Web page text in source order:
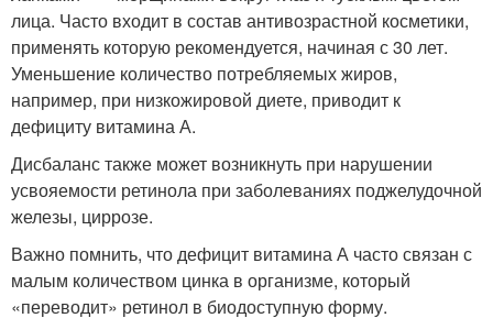
лица. Часто входит в состав антивозрастной косметики,
применять которую рекомендуется, начиная с 30 лет.
Уменьшение количество потребляемых жиров,
например, при низкожировой диете, приводит к
дефициту витамина А.
Дисбаланс также может возникнуть при нарушении
усвояемости ретинола при заболеваниях поджелудочной
железы, циррозе.
Важно помнить, что дефицит витамина А часто связан с
малым количеством цинка в организме, который
«переводит» ретинол в биодоступную форму.